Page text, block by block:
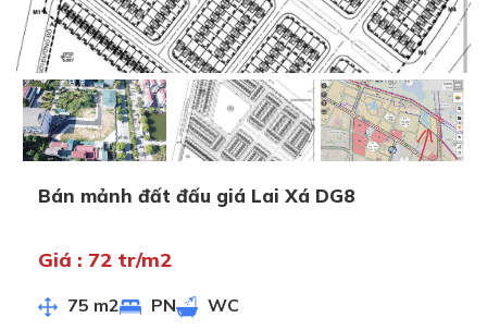
Bán mảnh đất đấu giá Lai Xá DG8
Giá : 72 tr/m2
75 m2 PN
WC